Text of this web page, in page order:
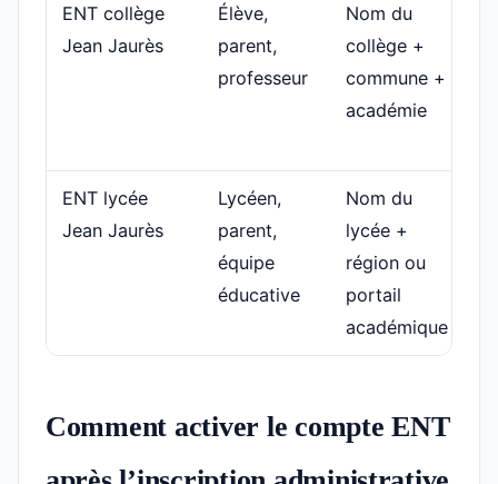
ENT collège
Jean Jaurès
Élève,
parent,
professeur
Nom du
collège +
commune +
académie
ENT lycée
Jean Jaurès
Lycéen,
parent,
équipe
éducative
Nom du
lycée +
région ou
portail
académique
Comment activer le compte ENT